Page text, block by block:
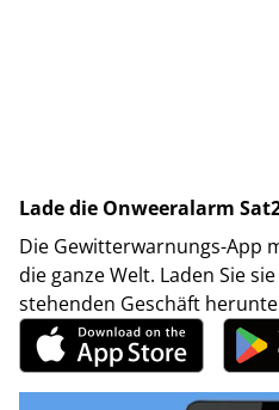
Lade die Onweeralarm
Die Gewitterwarnungs-App
die ganze Welt. Laden Sie
stehenden Geschäft